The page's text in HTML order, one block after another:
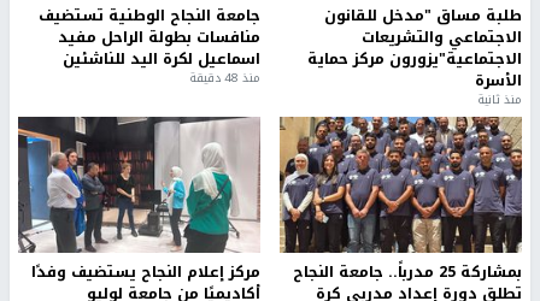
طلبة مساق "مدخل للقانون
الاجتماعي والتشريعات
الاجتماعية"يزورون مركز حماية
الأسرة
منذ ثانية
جامعة النجاح الوطنية تستضيف
منافسات بطولة الراحل مفيد
اسماعيل لكرة اليد للناشئين
منذ 48 دقيقة
بمشاركة 25 مدرباً.. جامعة النجاح
تطلق دورة إعداد مدربي كرة
مركز إعلام النجاح يستضيف وفدًا
أكاديميًا من جامعة لوليو